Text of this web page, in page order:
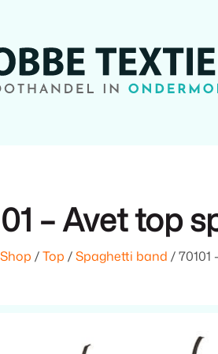
– Avet top
Shop /Top /Spaghetti band / 70101